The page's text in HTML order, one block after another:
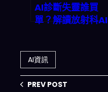
AI診斷失靈誰買
單？解讀放射科AI
AI資訊
PREV POST